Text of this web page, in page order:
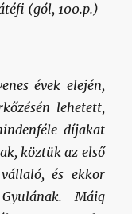
(gól, 100.p.)
évek elején,
lehetett,
díjakat
köztük az első
és ekkor
Máig